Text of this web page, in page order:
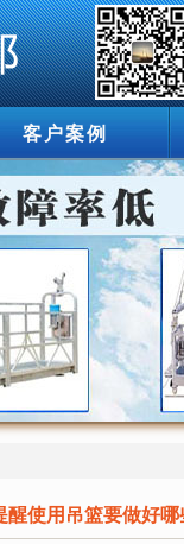
客户案例
醒使用吊篮要做好